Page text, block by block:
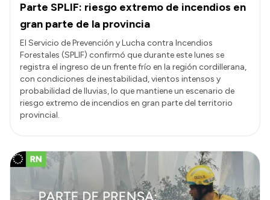
Parte SPLIF: riesgo extremo de incendios en
gran parte de la provincia
El Servicio de Prevención y Lucha contra Incendios
Forestales (SPLIF) confirmó que durante este lunes se
registra el ingreso de un frente frío en la región cordillerana,
con condiciones de inestabilidad, vientos intensos y
probabilidad de lluvias, lo que mantiene un escenario de
riesgo extremo de incendios en gran parte del territorio
provincial.